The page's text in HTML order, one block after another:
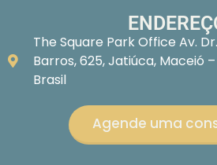
The Square Park Office Av.
Barros, 625, Jatiúca, Maceió
Brasil
Agende uma